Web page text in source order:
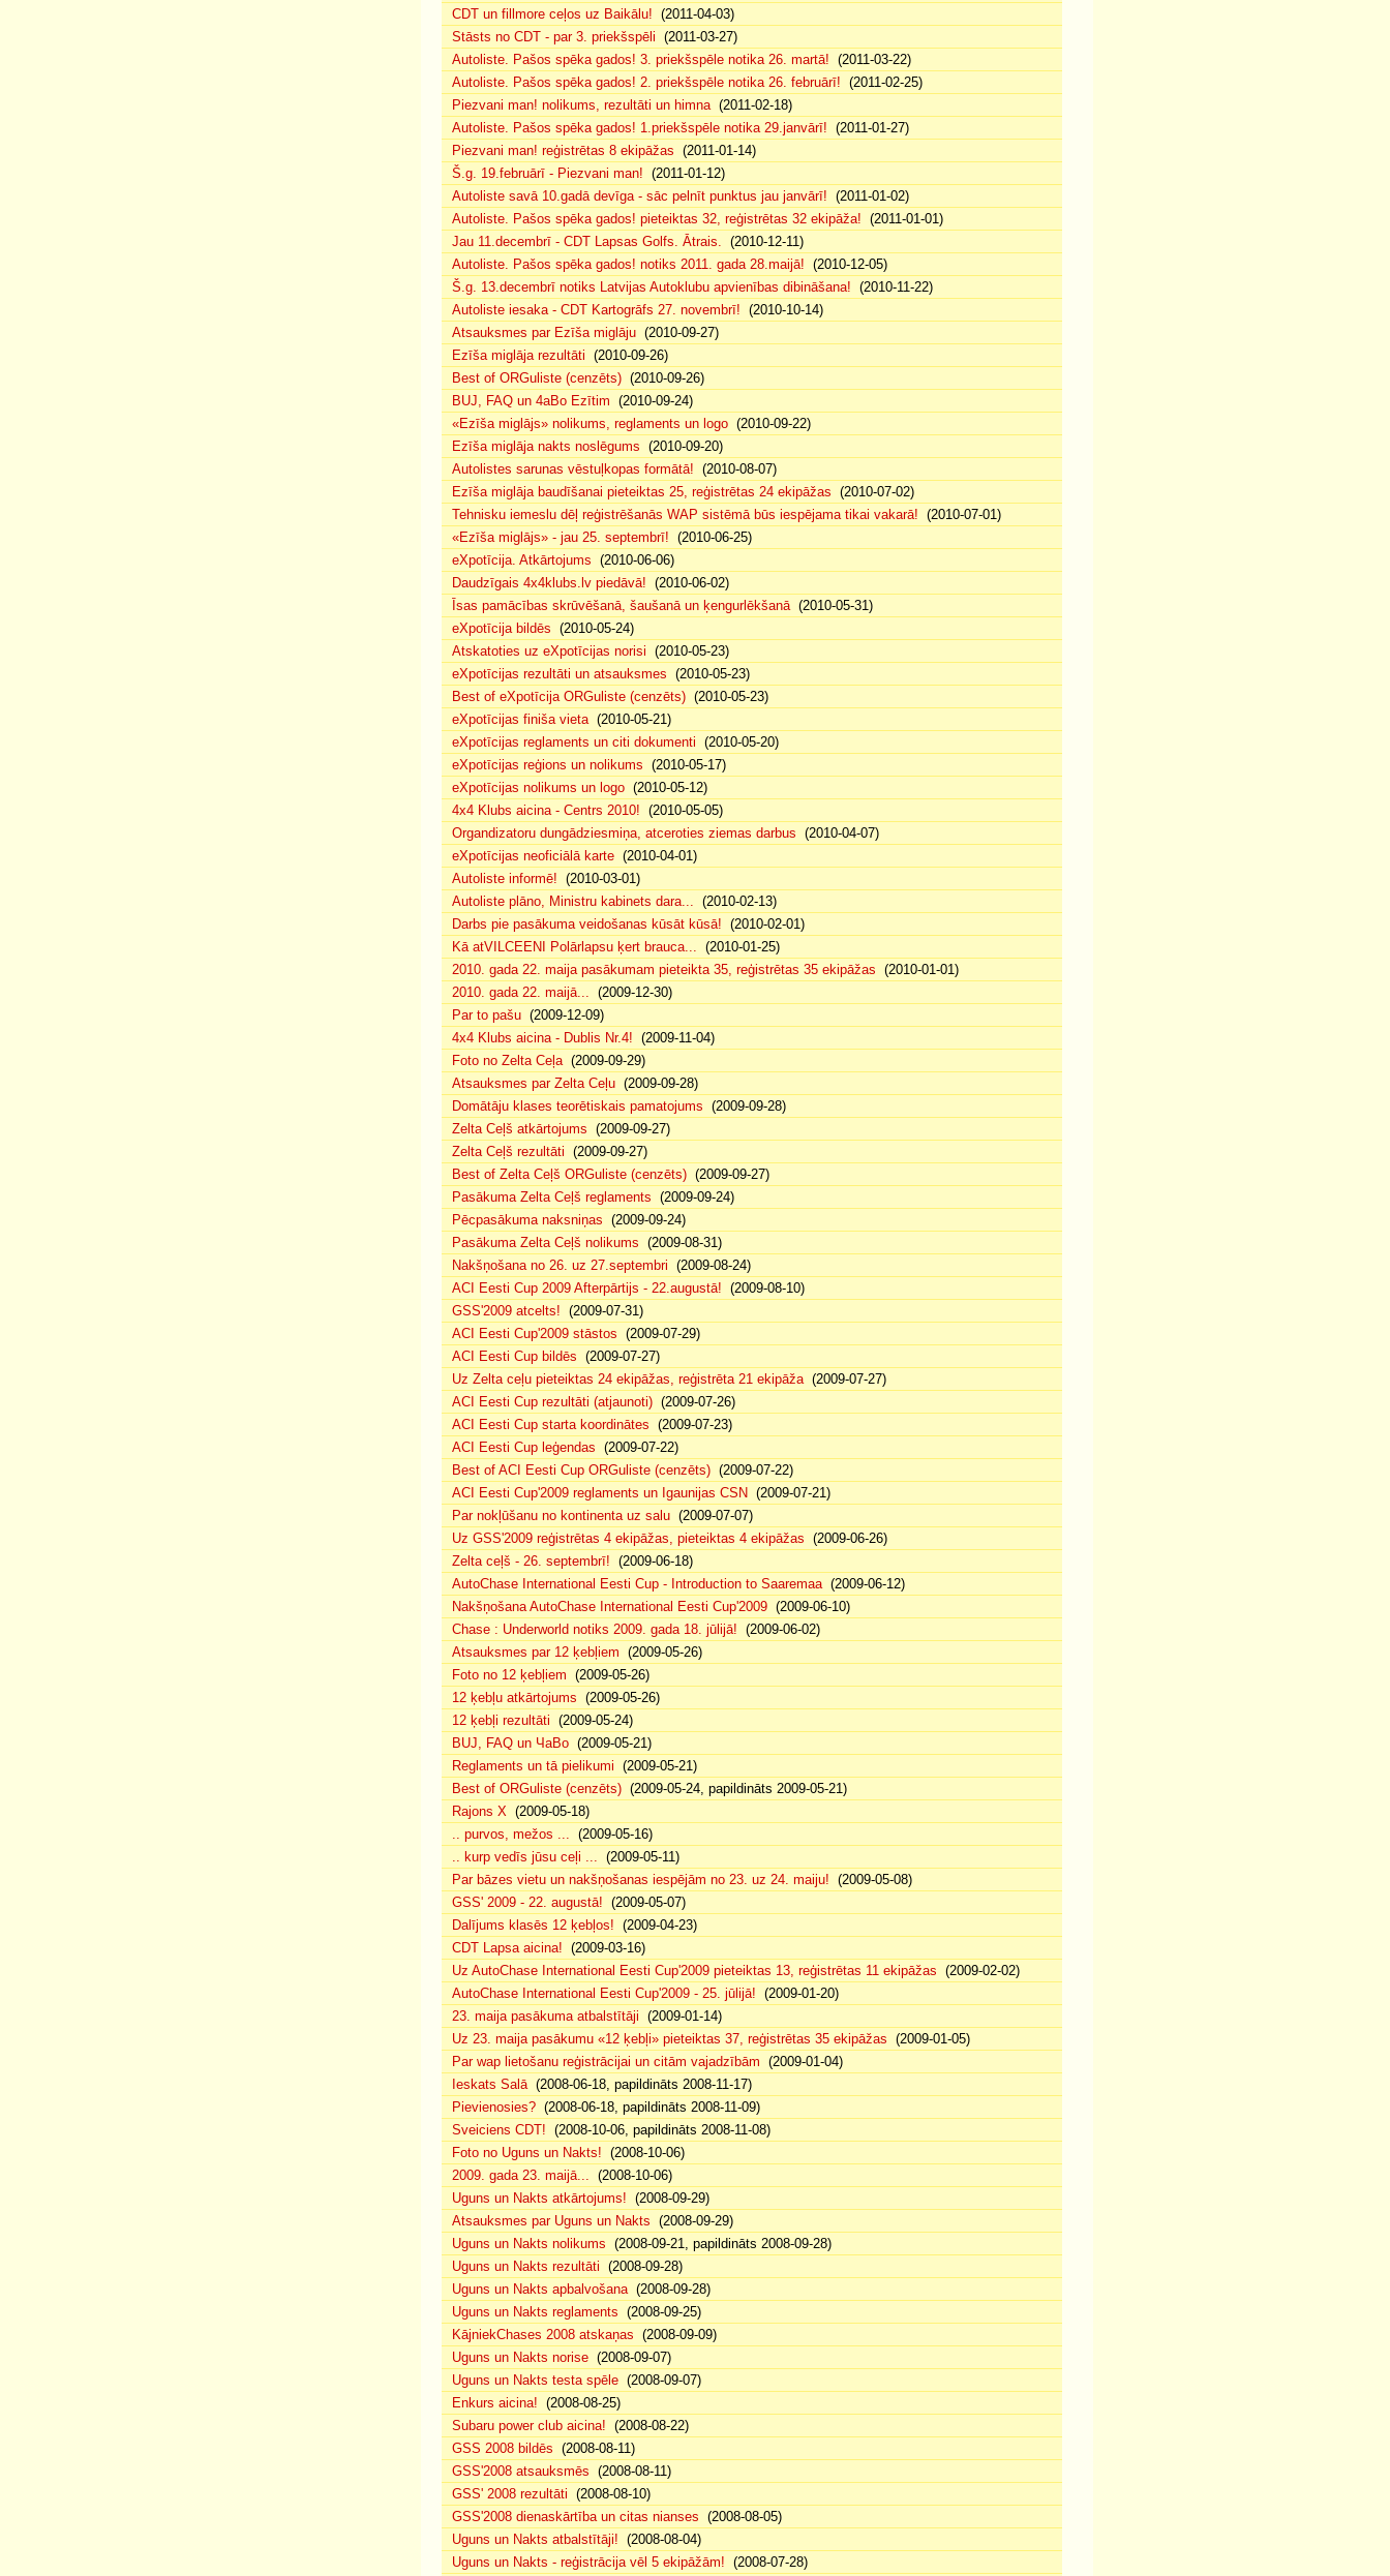
CDT un fillmore ceļos uz Baikālu! (2011-04-03)
Stāsts no CDT - par 3. priekšspēli (2011-03-27)
Autoliste. Pašos spēka gados! 3. priekšspēle notika 26. martā! (2011-03-22)
Autoliste. Pašos spēka gados! 2. priekšspēle notika 26. februārī! (2011-02-25)
Piezvani man! nolikums, rezultāti un himna(2011-02-18)
Autoliste. Pašos spēka gados! 1.priekšspēle notika 29.janvārī! (2011-01-27)
Piezvani man! reģistrētas 8 ekipāžas (2011-01-14)
Š.g. 19.februārī - Piezvani man! (2011-01-12)
Autoliste savā 10.gadā devīga - sāc pelnīt punktus jau janvārī! (2011-01-02)
Autoliste. Pašos spēka gados! pieteiktas 32, reģistrētas 32 ekipāža! (2011-01-01)
Jau 11.decembrī - CDT Lapsas Golfs. Ātrais. (2010-12-11)
Autoliste. Pašos spēka gados! notiks 2011. gada 28.maijā! (2010-12-05)
Š.g. 13.decembrī notiks Latvijas Autoklubu apvienības dibināšana! (2010-11-22)
Autoliste iesaka - CDT Kartogrāfs 27. novembrī! (2010-10-14)
Atsauksmes par Ezīša miglāju (2010-09-27)
Ezīša miglāja rezultāti (2010-09-26)
Best of ORGuliste (cenzēts) (2010-09-26)
BUJ, FAQ un 4aBo Ezītim (2010-09-24)
«Ezīša miglājs» nolikums, reglaments un logo (2010-09-22)
Ezīša miglāja nakts noslēgums (2010-09-20)
Autolistes sarunas vēstuļkopas formātā! (2010-08-07)
Ezīša miglāja baudīšanai pieteiktas 25, reģistrētas 24 ekipāžas (2010-07-02)
Tehnisku iemeslu dēļ reģistrēšanās WAP sistēmā būs iespējama tikai vakarā! (2010-07-01)
«Ezīša miglājs» - jau 25. septembrī! (2010-06-25)
eXpotīcija. Atkārtojums (2010-06-06)
Daudzīgais 4x4klubs.lv piedāvā! (2010-06-02)
Īsas pamācības skrūvēšanā, šaušanā un ķengurlēkšanā(2010-05-31)
eXpotīcija bildēs (2010-05-24)
Atskatoties uz eXpotīcijas norisi (2010-05-23)
eXpotīcijas rezultāti un atsauksmes (2010-05-23)
Best of eXpotīcija ORGuliste (cenzēts) (2010-05-23)
eXpotīcijas finiša vieta(2010-05-21)
eXpotīcijas reglaments un citi dokumenti (2010-05-20)
eXpotīcijas reģions un nolikums (2010-05-17)
eXpotīcijas nolikums un logo (2010-05-12)
4x4 Klubs aicina - Centrs 2010! (2010-05-05)
Organdizatoru dungādziesmiņa, atceroties ziemas darbus (2010-04-07)
eXpotīcijas neoficiālā karte (2010-04-01)
Autoliste informē! (2010-03-01)
Autoliste plāno, Ministru kabinets dara... (2010-02-13)
Darbs pie pasākuma veidošanas kūsāt kūsā! (2010-02-01)
Kā atVILCEENI Polārlapsu ķert brauca... (2010-01-25)
2010. gada 22. maija pasākumam pieteikta 35, reģistrētas 35 ekipāžas (2010-01-01)
2010. gada 22. maijā... (2009-12-30)
Par to pašu (2009-12-09)
4x4 Klubs aicina - Dublis Nr.4! (2009-11-04)
Foto no Zelta Ceļa(2009-09-29)
Atsauksmes par Zelta Ceļu (2009-09-28)
Domātāju klases teorētiskais pamatojums (2009-09-28)
Zelta Ceļš atkārtojums (2009-09-27)
Zelta Ceļš rezultāti (2009-09-27)
Best of Zelta Ceļš ORGuliste (cenzēts) (2009-09-27)
Pasākuma Zelta Ceļš reglaments (2009-09-24)
Pēcpasākuma naksniņas (2009-09-24)
Pasākuma Zelta Ceļš nolikums (2009-08-31)
Nakšņošana no 26. uz 27.septembri (2009-08-24)
ACI Eesti Cup 2009 Afterpārtijs - 22.augustā! (2009-08-10)
GSS'2009 atcelts! (2009-07-31)
ACI Eesti Cup'2009 stāstos (2009-07-29)
ACI Eesti Cup bildēs (2009-07-27)
Uz Zelta ceļu pieteiktas 24 ekipāžas, reģistrēta 21 ekipāža(2009-07-27)
ACI Eesti Cup rezultāti (atjaunoti) (2009-07-26)
ACI Eesti Cup starta koordinātes (2009-07-23)
ACI Eesti Cup leģendas (2009-07-22)
Best of ACI Eesti Cup ORGuliste (cenzēts) (2009-07-22)
ACI Eesti Cup'2009 reglaments un Igaunijas CSN (2009-07-21)
Par nokļūšanu no kontinenta uz salu (2009-07-07)
Uz GSS'2009 reģistrētas 4 ekipāžas, pieteiktas 4 ekipāžas (2009-06-26)
Zelta ceļš - 26. septembrī! (2009-06-18)
AutoChase International Eesti Cup - Introduction to Saaremaa(2009-06-12)
Nakšņošana AutoChase International Eesti Cup'2009 (2009-06-10)
Chase : Underworld notiks 2009. gada 18. jūlijā! (2009-06-02)
Atsauksmes par 12 ķebļiem (2009-05-26)
Foto no 12 ķebļiem (2009-05-26)
12 ķebļu atkārtojums (2009-05-26)
12 ķebļi rezultāti (2009-05-24)
BUJ, FAQ un ЧаВо (2009-05-21)
Reglaments un tā pielikumi (2009-05-21)
Best of ORGuliste (cenzēts) (2009-05-24, papildināts 2009-05-21)
Rajons X (2009-05-18)
.. purvos, mežos ... (2009-05-16)
.. kurp vedīs jūsu ceļi ... (2009-05-11)
Par bāzes vietu un nakšņošanas iespējām no 23. uz 24. maiju! (2009-05-08)
GSS' 2009 - 22. augustā! (2009-05-07)
Dalījums klasēs 12 ķebļos! (2009-04-23)
CDT Lapsa aicina! (2009-03-16)
Uz AutoChase International Eesti Cup'2009 pieteiktas 13, reģistrētas 11 ekipāžas (2009-02-02)
AutoChase International Eesti Cup'2009 - 25. jūlijā! (2009-01-20)
23. maija pasākuma atbalstītāji (2009-01-14)
Uz 23. maija pasākumu «12 ķebļi» pieteiktas 37, reģistrētas 35 ekipāžas (2009-01-05)
Par wap lietošanu reģistrācijai un citām vajadzībām (2009-01-04)
Ieskats Salā(2008-06-18, papildināts 2008-11-17)
Pievienosies? (2008-06-18, papildināts 2008-11-09)
Sveiciens CDT! (2008-10-06, papildināts 2008-11-08)
Foto no Uguns un Nakts! (2008-10-06)
2009. gada 23. maijā... (2008-10-06)
Uguns un Nakts atkārtojums! (2008-09-29)
Atsauksmes par Uguns un Nakts (2008-09-29)
Uguns un Nakts nolikums (2008-09-21, papildināts 2008-09-28)
Uguns un Nakts rezultāti (2008-09-28)
Uguns un Nakts apbalvošana(2008-09-28)
Uguns un Nakts reglaments (2008-09-25)
KājniekChases 2008 atskaņas (2008-09-09)
Uguns un Nakts norise (2008-09-07)
Uguns un Nakts testa spēle (2008-09-07)
Enkurs aicina! (2008-08-25)
Subaru power club aicina! (2008-08-22)
GSS 2008 bildēs (2008-08-11)
GSS'2008 atsauksmēs (2008-08-11)
GSS' 2008 rezultāti (2008-08-10)
GSS'2008 dienaskārtība un citas nianses (2008-08-05)
Uguns un Nakts atbalstītāji! (2008-08-04)
Uguns un Nakts - reģistrācija vēl 5 ekipāžām! (2008-07-28)